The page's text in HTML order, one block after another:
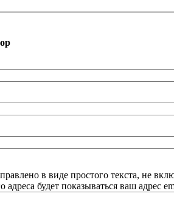
в виде простого текста, не
адреса будет показываться ваш адрес